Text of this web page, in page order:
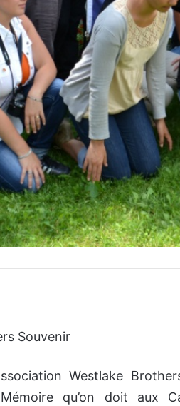
Souvenir
Westlake
qu’on doit aux